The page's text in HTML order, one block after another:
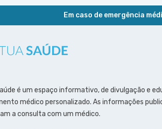
Em caso de emergência
canal
no Instagram
gente no Facebook
a gente no Pinterest
é um espaço informativo, de divulgação e
médico personalizado. As informações
a consulta com um médico.